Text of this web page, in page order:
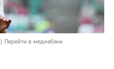
Перейти в медиабанк